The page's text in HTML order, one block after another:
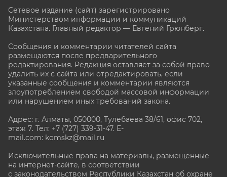
Сетевое издание (сайт) зарегистрировано
Министерством информации и коммуникаций
Казахстана. Главный редактор — Евгений Грюнберг.
Сообщения и комментарии читателей сайта
размещаются после предварительного
редактирования. Редакция оставляет за собой право
удалить их с сайта или отредактировать, если
указанные сообщения и комментарии являются
злоупотреблением свободой массовой информации
или нарушением иных требований закона.
Адрес: г. Алматы, 050000, Тулебаева 38/61, офис 702,
этаж 7. Тел: +7 (727) 339-31-47. E-
mail.com: komskz@mail.ru
Исключительные права на материалы, размещённые
на интернет-сайте, в соответствии
с законодательством Республики Казахстан об охране